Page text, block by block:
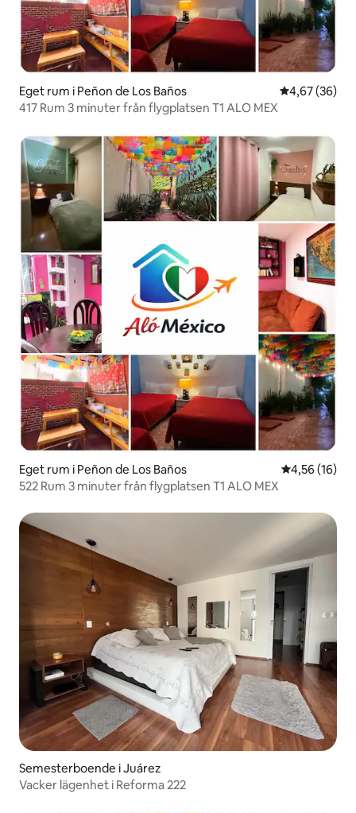
Eget rum i Peñon de Los Baños 4,67 av 5 i
4,67 (36)
417 Rum 3 minuter från flygplatsen T1 ALO MEX
Eget rum i Peñon de Los Baños 4,56 av 5 i
4,56 (16)
522 Rum 3 minuter från flygplatsen T1 ALO MEX
Semesterboende i Juárez
Vacker lägenhet i Reforma 222